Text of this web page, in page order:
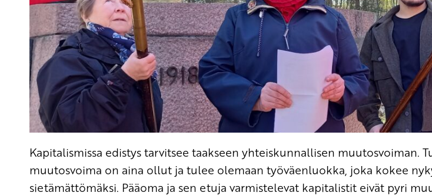
Kapitalismissa edistys tarvitsee taakseen yhteiskunnallisen muutosvoiman.
muutosvoima on aina ollut ja tulee olemaan työväenluokka, joka kokee
sietämättömäksi. Pääoma ja sen etuja varmistelevat kapitalistit eivät pyri